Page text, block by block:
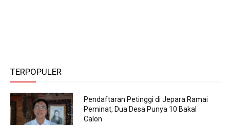
TERPOPULER
Pendaftaran Petinggi di Jepara Ramai
Peminat, Dua Desa Punya 10 Bakal
Calon